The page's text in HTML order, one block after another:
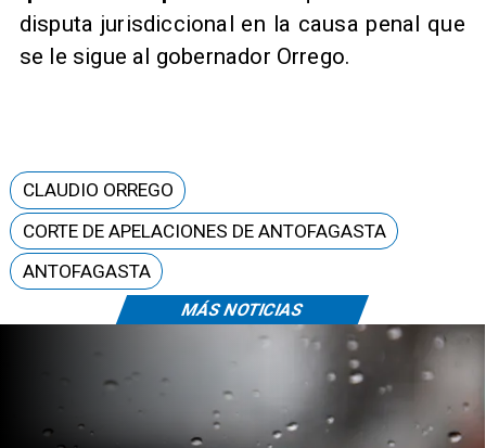
disputa jurisdiccional en la causa penal que
se le sigue al gobernador Orrego.
MÁS NOTICIAS
CLAUDIO ORREGO
CORTE DE APELACIONES DE ANTOFAGASTA
ANTOFAGASTA